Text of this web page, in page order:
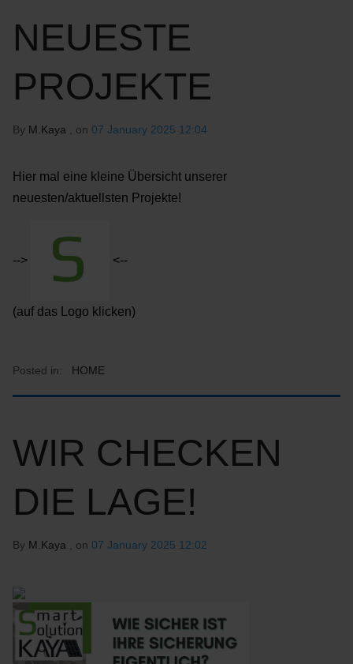
NEUESTE
PROJEKTE
By M.Kaya , on 07 January 2025 12:04
Hier mal eine kleine Übersicht unserer
neuesten/aktuellsten Projekte!
--> <--
(auf das Logo klicken)
Posted in: HOME
WIR CHECKEN
DIE LAGE!
By M.Kaya , on 07 January 2025 12:02